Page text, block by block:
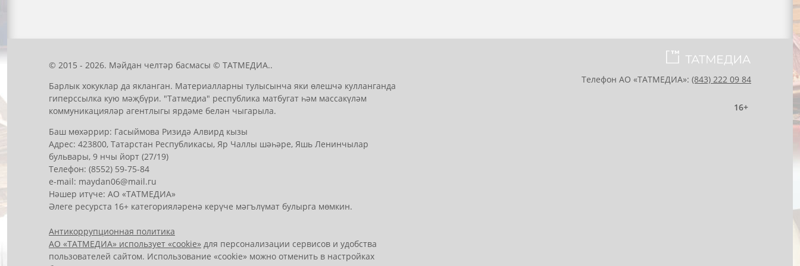
© 2015 - 2026. Мәйдан челтәр басмасы © ТАТМЕДИА..
Барлык хокуклар да якланган. Материалларны тулысынча яки өлешчә кулланганда
гиперссылка кую мәҗбүри. "Татмедиа" республика матбугат һәм массакүләм
коммуникацияләр агентлыгы ярдәме белән чыгарыла.
Баш мөхәррир: Гасыймова Ризидә Алвирд кызы
Адрес: 423800, Татарстан Республикасы, Яр Чаллы шәһәре, Яшь Ленинчылар
бульвары, 9 нчы йорт (27/19)
Телефон: (8552) 59-75-84
е-mail: mауdаn06@mail.гu
Нәшер итүче: АО «ТАТМЕДИА»
Әлеге ресурста 16+ категорияләренә керүче мәгълүмат булырга мөмкин.
Антикоррупционная политика
АО «ТАТМЕДИА» использует «cookie» для персонализации сервисов и удобства
пользователей сайтом. Использование «cookie» можно отменить в настройках
Телефон АО «ТАТМЕДИА»: (843) 222 09 84
16+